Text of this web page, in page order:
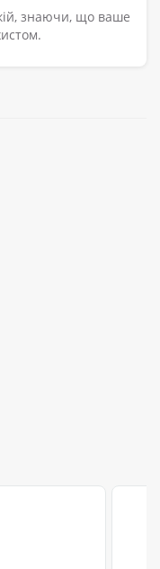
знаючи, що ваше